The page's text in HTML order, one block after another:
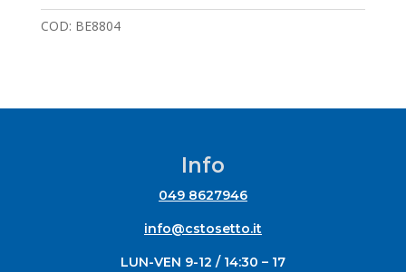
COD: BE8804
Info
049 8627946
info@cstosetto.it
LUN-VEN 9-12 / 14:30 – 17